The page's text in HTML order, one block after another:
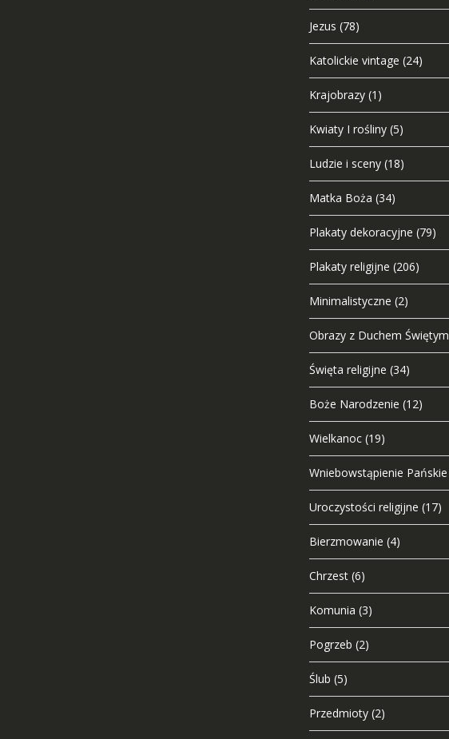
Jezus (78)
Katolickie vintage (24)
Krajobrazy (1)
Kwiaty I rośliny (5)
Ludzie i sceny (18)
Matka Boża (34)
Plakaty dekoracyjne (79)
Plakaty religijne (206)
Minimalistyczne (2)
Obrazy z Duchem Świętym
Święta religijne (34)
Boże Narodzenie (12)
Wielkanoc (19)
Wniebowstąpienie Pańskie
Uroczystości religijne (17)
Bierzmowanie (4)
Chrzest (6)
Komunia (3)
Pogrzeb (2)
Ślub (5)
Przedmioty (2)